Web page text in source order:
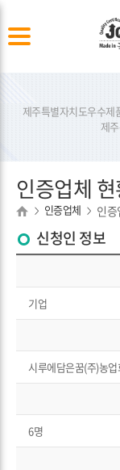
제주특별자치도우수제
제
> 인증업체 > 인증
인증업체
신청인 정보
기업
시루에담은꿈(주)농
6명